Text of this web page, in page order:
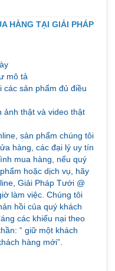
HÀNG TẠI GIẢI PHÁP
mô tả
sản phẩm đủ điều
ảnh thật và video thật
sản phẩm chúng tôi
hàng, các đại lý uy tín
mua hàng, nếu quý
hoặc dịch vụ, hãy
Giải Pháp Tưới @
làm việc. Chúng tôi
hồi của quý khách
các khiếu nại theo
“ giữ một khách
hàng mới”.